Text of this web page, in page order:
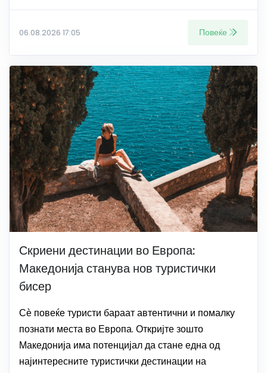
06.08.2026 17:05 Повеќе
Скриени дестинации во Европа:
Македонија станува нов туристички
бисер
Сѐ повеќе туристи бараат автентични и помалку
познати места во Европа. Откријте зошто
Македонија има потенцијал да стане една од
најинтересните туристички дестинации на